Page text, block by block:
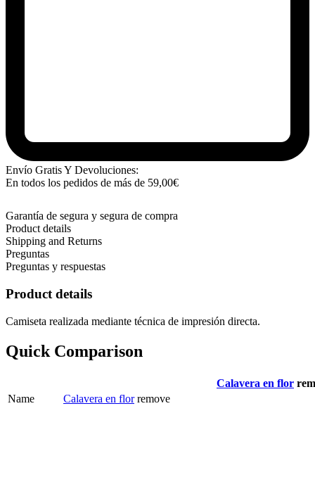
Envío Gratis Y Devoluciones:
En todos los pedidos de más de 59,00€
Garantía de segura y segura de compra
Product details
Shipping and Returns
Preguntas
Preguntas y respuestas
Product details
Camiseta realizada mediante técnica de impresión directa.
Quick Comparison
Calavera en flor
Name
Calavera en flor remove